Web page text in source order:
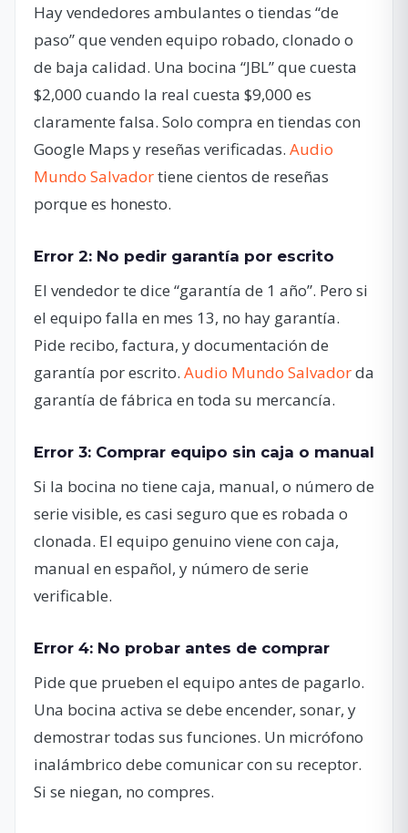
Hay vendedores ambulantes o tiendas “de
paso” que venden equipo robado, clonado o
de baja calidad. Una bocina “JBL” que cuesta
$2,000 cuando la real cuesta $9,000 es
claramente falsa. Solo compra en tiendas con
Google Maps y reseñas verificadas. Audio
Mundo Salvadortiene cientos de reseñas
porque es honesto.
Error 2: No pedir garantía por escrito
El vendedor te dice “garantía de 1 año”. Pero si
el equipo falla en mes 13, no hay garantía.
Pide recibo, factura, y documentación de
garantía por escrito. Audio Mundo Salvadorda
garantía de fábrica en toda su mercancía.
Error 3: Comprar equipo sin caja o manual
Si la bocina no tiene caja, manual, o número de
serie visible, es casi seguro que es robada o
clonada. El equipo genuino viene con caja,
manual en español, y número de serie
verificable.
Error 4: No probar antes de comprar
Pide que prueben el equipo antes de pagarlo.
Una bocina activa se debe encender, sonar, y
demostrar todas sus funciones. Un micrófono
inalámbrico debe comunicar con su receptor.
Si se niegan, no compres.